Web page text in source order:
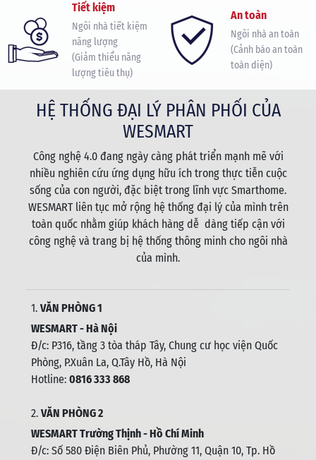
Tiết kiệm
Ngôi nhà tiết kiệm
năng lượng
(Giảm thiểu năng
lượng tiêu thụ)
An toàn
Ngôi nhà an toàn
(Cảnh báo an toàn
toàn diện)
HỆ THỐNG ĐẠI LÝ PHÂN PHỐI CỦA
WESMART
Công nghệ 4.0 đang ngày càng phát triển mạnh mẽ với
nhiều nghiên cứu ứng dụng hữu ích trong thực tiễn cuộc
sống của con người, đặc biệt trong lĩnh vực Smarthome.
WESMART liên tục mở rộng hệ thống đại lý của mình trên
toàn quốc nhằm giúp khách hàng dễ dàng tiếp cận với
công nghệ và trang bị hệ thống thông minh cho ngôi nhà
của mình.
1. VĂN PHÒNG 1
WESMART - Hà Nội
Đ/c: P316, tầng 3 tòa tháp Tây, Chung cư học viện Quốc
Phòng, P.Xuân La, Q.Tây Hồ, Hà Nội
Hotline: 0816 333 868
2. VĂN PHÒNG 2
WESMART Trường Thịnh - Hồ Chí Minh
Đ/c: Số 580 Điện Biên Phủ, Phường 11, Quận 10, Tp. Hồ